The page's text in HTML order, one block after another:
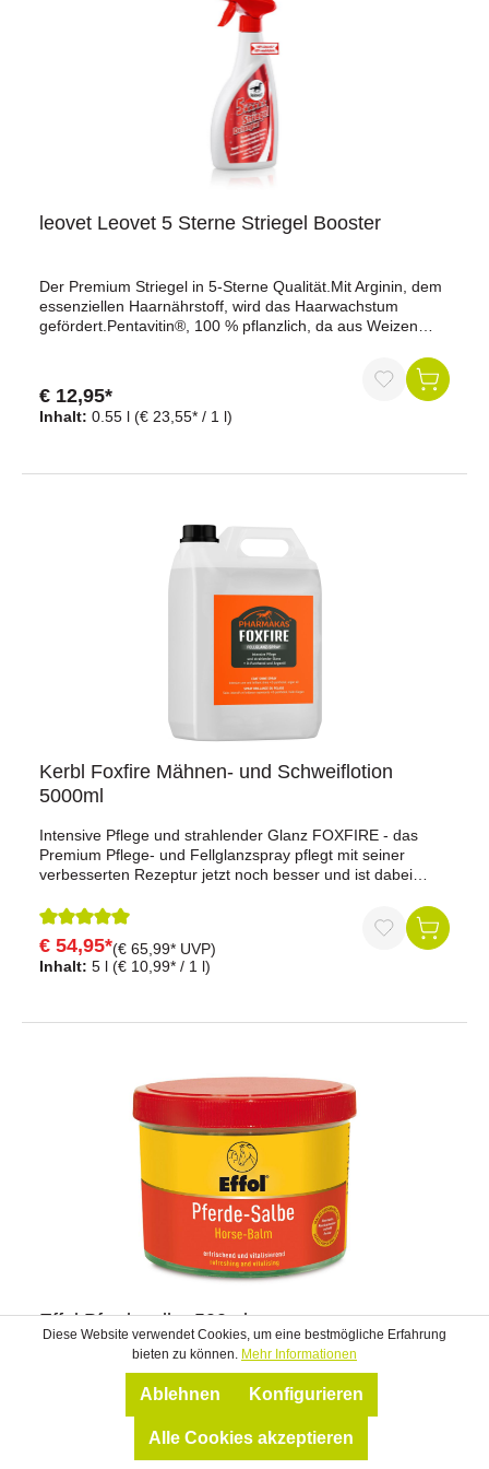
leovet Leovet 5 Sterne Striegel Booster
Der Premium Striegel in 5-Sterne Qualität.Mit Arginin, dem
essenziellen Haarnährstoff, wird das Haarwachstum
gefördert.Pentavitin®, 100 % pflanzlich, da aus Weizen
Hautirritationen.Provitamin B5 (Panthenol) verbessert das
Feuchthaltevermögen von Haut und Haar und verleiht
Glanz und Geschmeidigkeit.Sensationeller Glanz, schnelle
Inhalt: 0.55 l (€ 23,55* / 1 l)
€ 12,95*
Kerbl Foxfire Mähnen- und Schweiflotion
5000ml
Intensive Pflege und strahlender Glanz FOXFIRE - das
Premium Pflege- und Fellglanzspray pflegt mit seiner
verbesserten Rezeptur jetzt noch besser und ist dabei
FOXFIRE dem Fell einen langanhaltenden, perfekten
Glanz.Arganöl in Bioqualität, Keratin und Biotin verbessern
nachhaltig die Haarqualität - machen es dicker, fester und
glatter.Mit Provitamin D-Panthenol!Inhalt: 5000 ml
Durchschnittliche Bewertung von 5 von 5 Sternen
Inhalt: 5 l (€ 10,99* / 1 l)
€ 54,95*(€ 65,99* UVP)
Effol Pferdesalbe 500ml
Verbesserte Rezeptur!vegan durchblutungsförderndfrei von
Silikonen und ParabenenpH-hautneutrale Rezeptur pflegt
Verspannung Die verbesserte Salbenrezeptur pflegt die
Haut und zieht jetzt noch schneller ein, ohne zu kleben. Sie
Diese Website verwendet Cookies, um eine bestmögliche Erfahrung
bieten zu können. Mehr Informationen
Ablehnen Konfigurieren
Alle Cookies akzeptieren